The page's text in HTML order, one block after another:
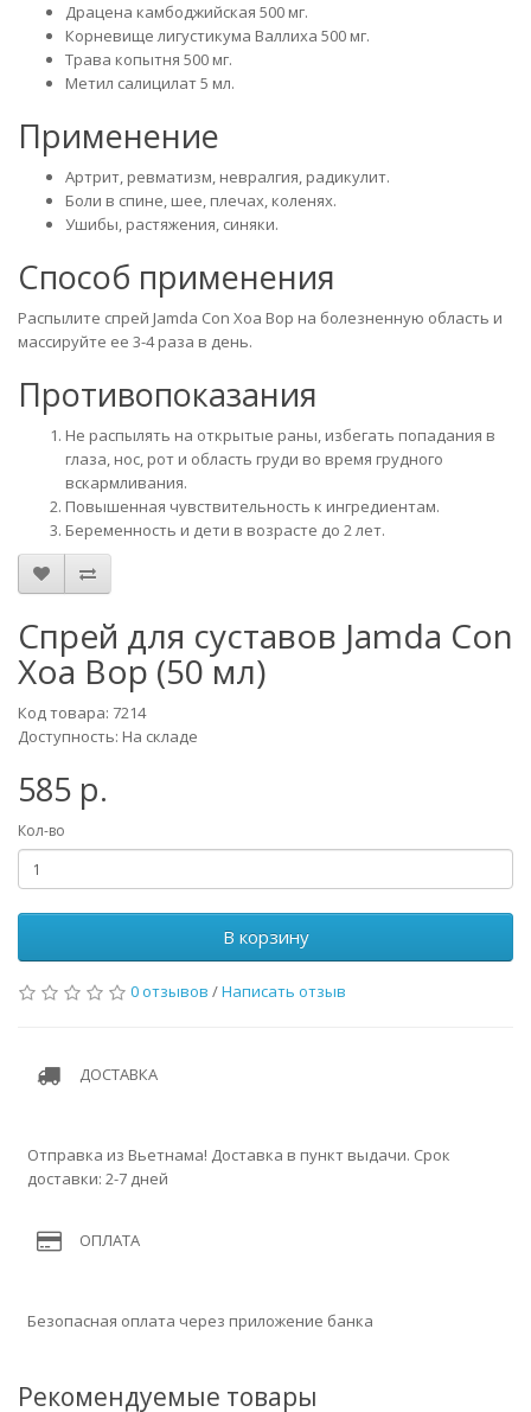
Драцена камбоджийская 500 мг.
Корневище лигустикума Валлиха 500 мг.
Трава копытня 500 мг.
Метил салицилат 5 мл.
Применение
Артрит, ревматизм, невралгия, радикулит.
Боли в спине, шее, плечах, коленях.
Ушибы, растяжения, синяки.
Способ применения
Распылите спрей Jamda Con Xoa Bop на болезненную область и
массируйте ее 3-4 раза в день.
Противопоказания
Не распылять на открытые раны, избегать попадания в
глаза, нос, рот и область груди во время грудного
вскармливания.
Повышенная чувствительность к ингредиентам.
Беременность и дети в возрасте до 2 лет.
Спрей для суставов Jamda Con
Xoa Bop (50 мл)
Код товара: 7214
Доступность: На складе
585 р.
Кол-во
В корзину
0 отзывов /Написать отзыв
ДОСТАВКА
Отправка из Вьетнама! Доставка в пункт выдачи. Срок
доставки: 2-7 дней
ОПЛАТА
Безопасная оплата через приложение банка
Рекомендуемые товары